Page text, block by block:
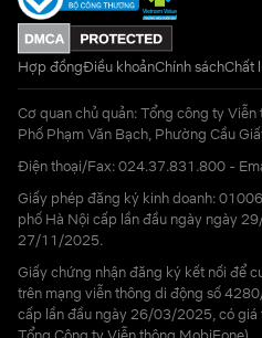
Hợp đồngĐiều khoảnChính sáchChất
Cơ quan chủ quản: Tổng công ty
Phố Phạm Văn Bạch, Phường Cầu
Điện thoại/Fax: 024.37.831.800 -
Giấy phép đăng ký kinh doanh:
phố Hà Nội cấp lần đầu ngày ngày
27/11/2025.
Giấy chứng nhận đăng ký kết nối để
trên mạng viễn thông di động số
cấp lần đầu ngày 26/03/2025, có